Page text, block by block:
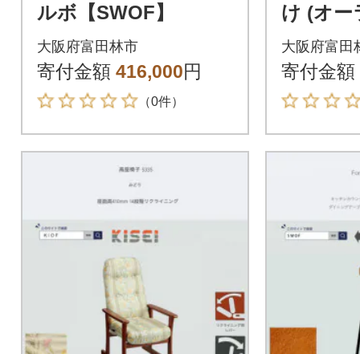
ルボ【SWOF】
大阪府富田林市
寄付金額 416,000円
（0件）
け (オー
ァ) 児島
OF】
大阪府富田
寄付金額